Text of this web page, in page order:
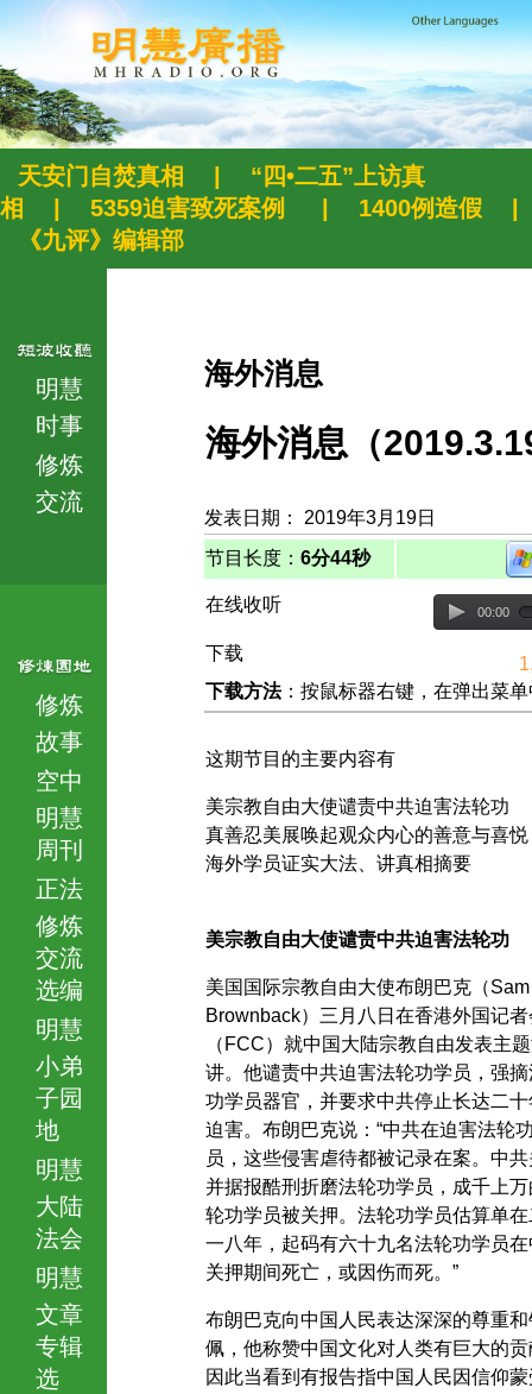
天安门自焚真相
“四•二五”上访真
相
5359迫害致死案例 1400例造假
《九评》编辑部
明慧
时事
修炼
交流
修炼
故事
空中
明慧
周刊
正法
修炼
交流
选编
明慧
小弟
子园
地
明慧
大陆
法会
明慧
文章
专辑
选
海外消息
海外消息（
发表日期： 2019年3月19日
节目长度： 6分44秒
在线收听 00:00
下载
下载方法：按鼠标器右键，在弹出菜
这期节目的主要内容有
美宗教自由大使谴责中共迫害法轮功
真善忍美展唤起观众内心的善意与喜悦
海外学员证实大法、讲真相摘要
美宗教自由大使谴责中共迫害法轮功
美国国际宗教自由大使布朗巴克（Sam
Brownback）三月八日在香港外国记者
（FCC）就中国大陆宗教自由发表主
讲。他谴责中共迫害法轮功学员，强摘
功学员器官，并要求中共停止长达二十
迫害。布朗巴克说：“中共在迫害法轮
员，这些侵害虐待都被记录在案。中
并据报酷刑折磨法轮功学员，成千上万
轮功学员被关押。法轮功学员估算单在
一八年，起码有六十九名法轮功学员在
关押期间死亡，或因伤而死。”
布朗巴克向中国人民表达深深的尊重和
佩，他称赞中国文化对人类有巨大的贡
因此当看到有报告指中国人民因信仰